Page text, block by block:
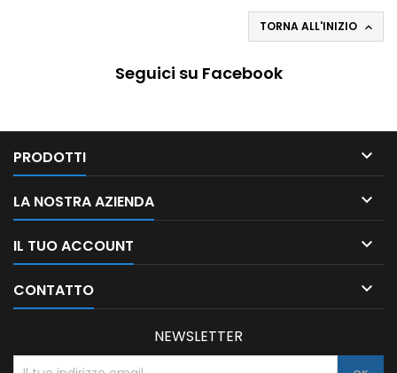
TORNA ALL'INIZIO 
Seguici su Facebook
PRODOTTI 
LA NOSTRA AZIENDA 
IL TUO ACCOUNT 
CONTATTO 
NEWSLETTER